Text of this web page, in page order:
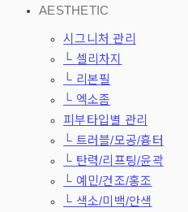
AESTHETIC
시그니처 관리
└ 셀리차지
└ 리본필
└ 엑소좀
피부타입별 관리
└ 트러블/모공/흉터
└ 탄력/리프팅/윤곽
└ 예민/건조/홍조
└ 색소/미백/안색